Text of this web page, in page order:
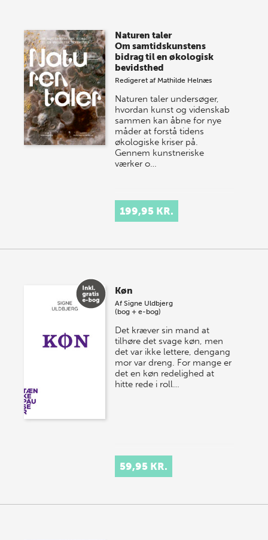
Naturen taler
Om samtidskunstens
bidrag til en økologisk
bevidsthed
Redigeret af Mathilde Helnæs
Naturen taler undersøger,
hvordan kunst og videnskab
sammen kan åbne for nye
måder at forstå tidens
økologiske kriser på.
Gennem kunstneriske
værker o…
199,95 KR.
Køn
AfSigne Uldbjerg
(bog + e-bog)
Det kræver sin mand at
tilhøre det svage køn, men
det var ikke lettere, dengang
mor var dreng. For mange er
det en køn redelighed at
hitte rede i roll…
59,95 KR.